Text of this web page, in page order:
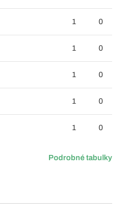
1 0
1 0
1 0
1 0
1 0
Podrobné tabulky